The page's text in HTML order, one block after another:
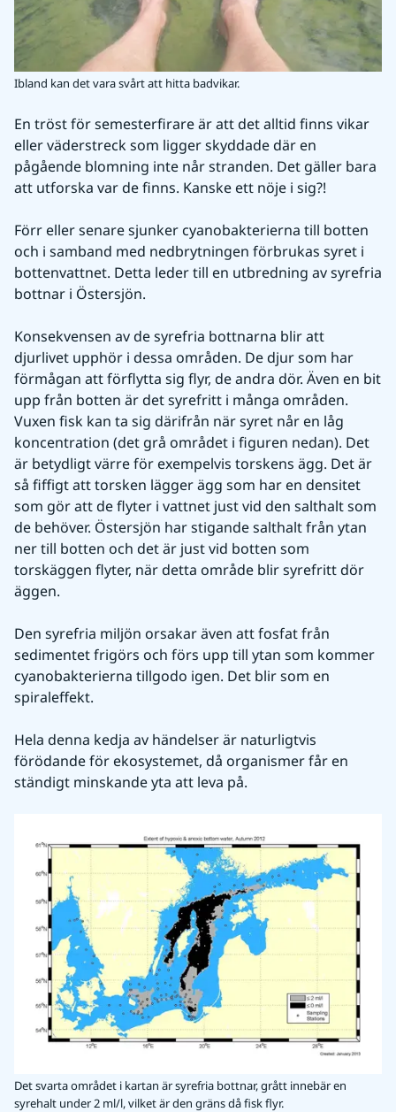
Ibland kan det vara svårt att hitta badvikar.
En tröst för semesterfirare är att det alltid finns vikar
eller väderstreck som ligger skyddade där en
pågående blomning inte når stranden. Det gäller bara
att utforska var de finns. Kanske ett nöje i sig?!
Förr eller senare sjunker cyanobakterierna till botten
och i samband med nedbrytningen förbrukas syret i
bottenvattnet. Detta leder till en utbredning av syrefria
bottnar i Östersjön.
Konsekvensen av de syrefria bottnarna blir att
djurlivet upphör i dessa områden. De djur som har
förmågan att förflytta sig flyr, de andra dör. Även en bit
upp från botten är det syrefritt i många områden.
Vuxen fisk kan ta sig därifrån när syret når en låg
koncentration (det grå området i figuren nedan). Det
är betydligt värre för exempelvis torskens ägg. Det är
så fiffigt att torsken lägger ägg som har en densitet
som gör att de flyter i vattnet just vid den salthalt som
de behöver. Östersjön har stigande salthalt från ytan
ner till botten och det är just vid botten som
torskäggen flyter, när detta område blir syrefritt dör
äggen.
Den syrefria miljön orsakar även att fosfat från
sedimentet frigörs och förs upp till ytan som kommer
cyanobakterierna tillgodo igen. Det blir som en
spiraleffekt.
Hela denna kedja av händelser är naturligtvis
förödande för ekosystemet, då organismer får en
ständigt minskande yta att leva på.
Det svarta området i kartan är syrefria bottnar, grått innebär en
syrehalt under 2 ml/l, vilket är den gräns då fisk flyr.